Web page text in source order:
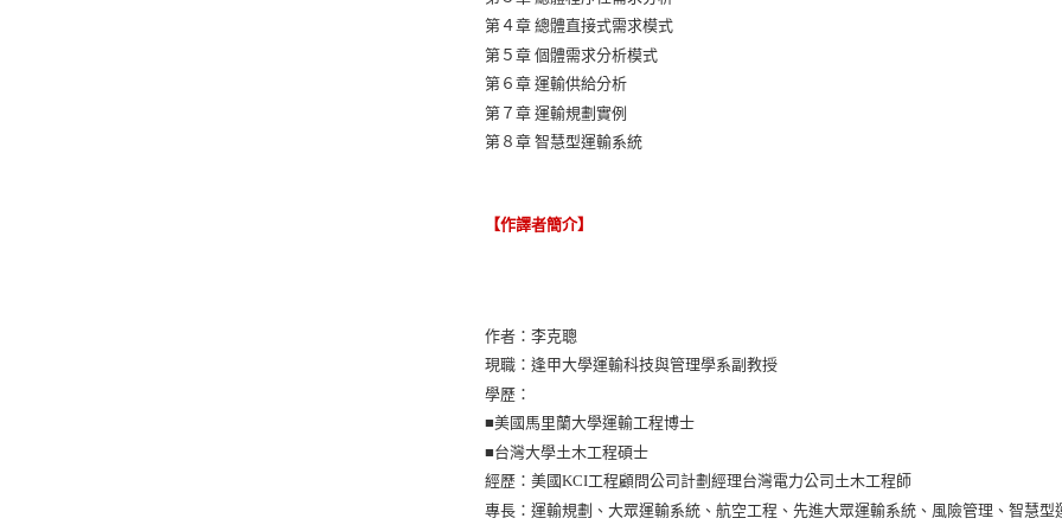
第４章 總體直接式需求模式
第５章 個體需求分析模式
第６章 運輸供給分析
第７章 運輸規劃實例
第８章 智慧型運輸系統
【作譯者簡介】
作者：李克聰
現職：逢甲大學運輸科技與管理學系副教授
學歷：
■美國馬里蘭大學運輸工程博士
■台灣大學土木工程碩士
經歷：美國KCI工程顧問公司計劃經理台灣電力公司土木工程師
專長：運輸規劃、大眾運輸系統、航空工程、先進大眾運輸系統、風險管理、智慧型